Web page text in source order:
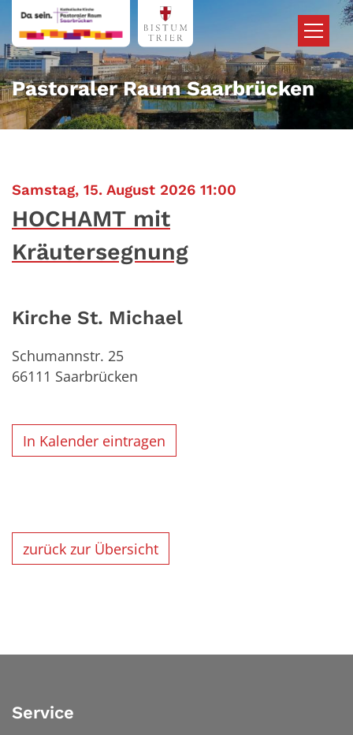
Zum Inhalt springen
Pastoraler Raum Saarbrücken
Samstag, 15. August 2026 11:00
HOCHAMT mit
Kräutersegnung
Kirche St. Michael
Schumannstr. 25
66111 Saarbrücken
In Kalender eintragen
zurück zur Übersicht
Service